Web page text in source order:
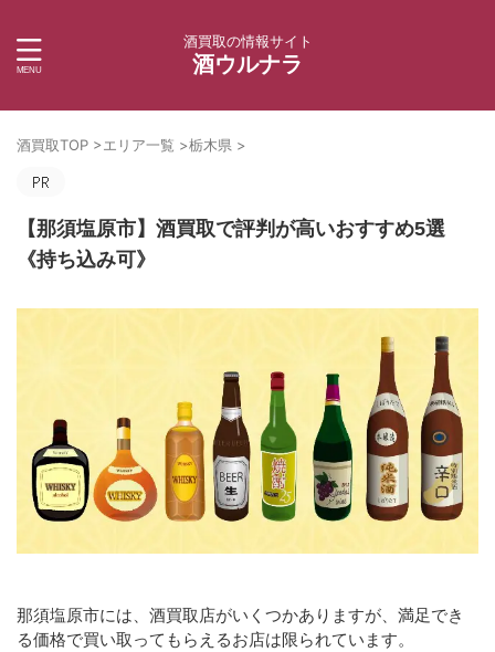
酒買取の情報サイト
酒ウルナラ
酒買取TOP >エリア一覧 >栃木県 >
【那須塩原市】酒買取で評判が高いおすすめ5選
《持ち込み可》
那須塩原市には、酒買取店がいくつかありますが、満足でき
る価格で買い取ってもらえるお店は限られています。